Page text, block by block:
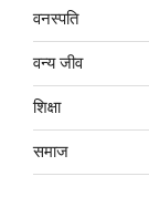
वनस्पति
वन्य जीव
शिक्षा
समाज